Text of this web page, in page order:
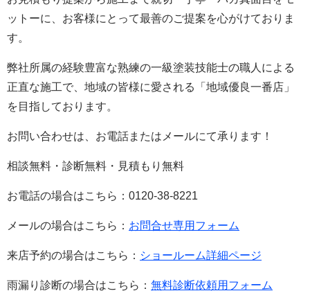
ットーに、お客様にとって最善のご提案を心がけておりま
す。
弊社所属の経験豊富な熟練の一級塗装技能士の職人による
正直な施工で、地域の皆様に愛される「地域優良一番店」
を目指しております。
お問い合わせは、お電話またはメールにて承ります！
相談無料・診断無料・見積もり無料
お電話の場合はこちら：0120-38-8221
メールの場合はこちら： お問合せ専用フォーム
来店予約の場合はこちら： ショールーム詳細ページ
雨漏り診断の場合はこちら： 無料診断依頼用フォーム